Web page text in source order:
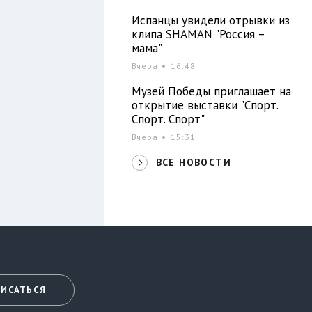
Испанцы увидели отрывки из
клипа SHAMAN "Россия –
мама"
Вчера 16:48
Музей Победы приглашает на
открытие выставки "Спорт.
Спорт. Спорт"
Вчера 15:31
ВСЕ НОВОСТИ